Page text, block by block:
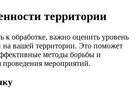
территории
к обработке, важно оценить уровень
на вашей территории. Это поможет
методы борьбы и
проведения мероприятий.